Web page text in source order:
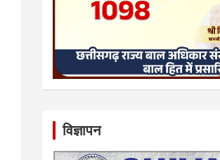
विज्ञापन